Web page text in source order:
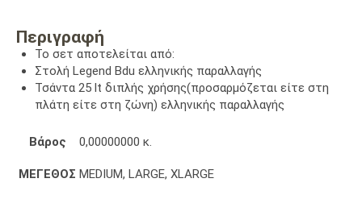
Περιγραφή
Το σετ αποτελείται από:
Στολή Legend Bdu ελληνικής παραλλαγής
Τσάντα 25 lt διπλής χρήσης(προσαρμόζεται είτε στη
πλάτη είτε στη ζώνη) ελληνικής παραλλαγής
Βάρος 0,00000000 κ.
ΜΕΓΕΘΟΣ MEDIUM, LARGE, XLARGE